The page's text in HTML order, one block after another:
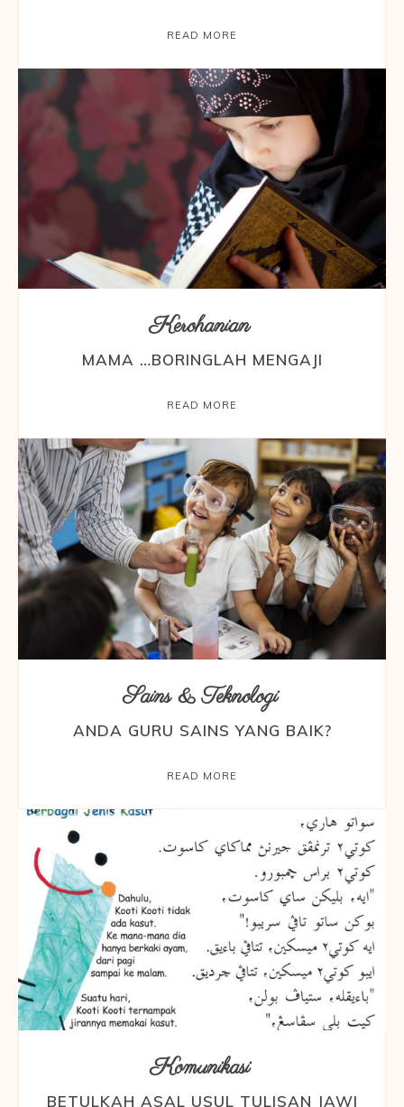
READ MORE
Kerohanian
MAMA …BORINGLAH MENGAJI
READ MORE
Sains & Teknologi
ANDA GURU SAINS YANG BAIK?
READ MORE
Komunikasi
BETULKAH ASAL USUL TULISAN JAWI